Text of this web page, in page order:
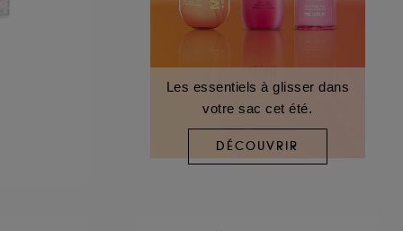
Les essentiels à glisser dans
votre sac cet été.
DÉCOUVRIR
fraudes aux moyens de paiement et les
du site, tel que les cookies
d’accéder à votre compte lors